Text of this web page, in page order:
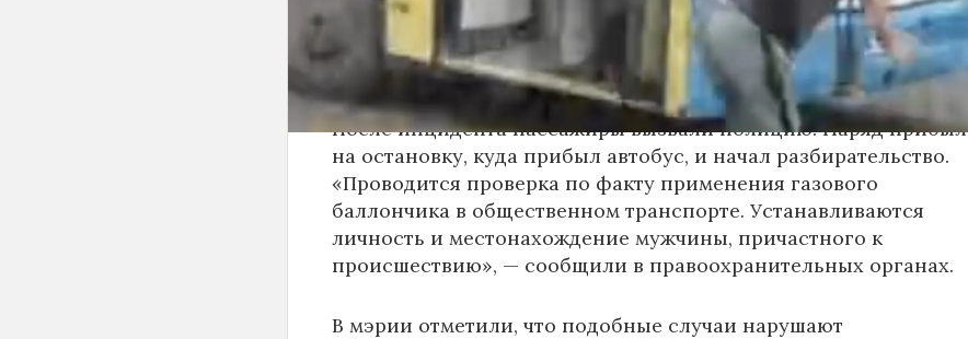
поражения слизистых оболочек. Медицинская помощь была
оказана на месте, их состояние оценивается как
удовлетворительное.
После инцидента пассажиры вызвали полицию. Наряд прибыл
на остановку, куда прибыл автобус, и начал разбирательство.
«Проводится проверка по факту применения газового
баллончика в общественном транспорте. Устанавливаются
личность и местонахождение мужчины, причастного к
происшествию», — сообщили в правоохранительных органах.
В мэрии отметили, что подобные случаи нарушают